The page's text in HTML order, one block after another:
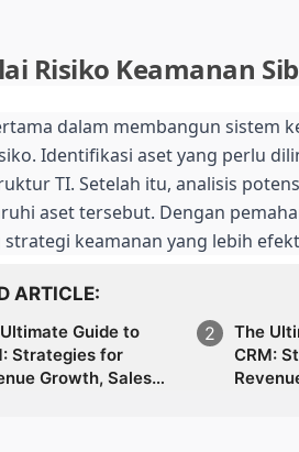
Risiko Keamanan
dalam membangun sistem
Identifikasi aset yang perlu
TI. Setelah itu, analisis
aset tersebut. Dengan
strategi keamanan yang lebih
ARTICLE
Guide to
Strategies for
Growth, Sales
The
CRM: